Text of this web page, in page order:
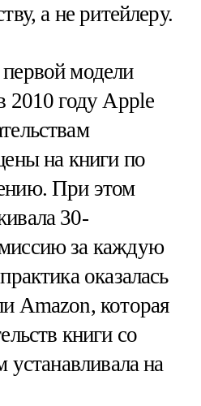
а не ритейлеру.
модели
2010 году Apple
на книги по
При этом
30-
за каждую
оказалась
Amazon, которая
книги со
устанавливала на